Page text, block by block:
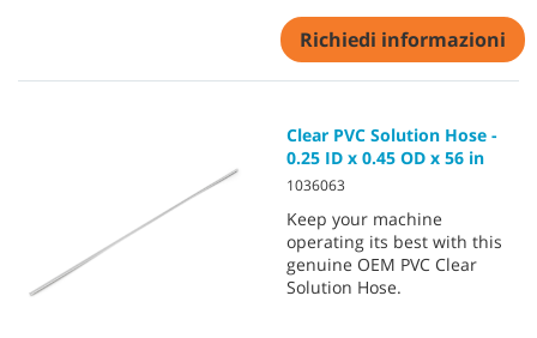
Richiedi informazioni
Clear PVC Solution Hose -
0.25 ID x 0.45 OD x 56 in
1036063
Keep your machine
operating its best with this
genuine OEM PVC Clear
Solution Hose.